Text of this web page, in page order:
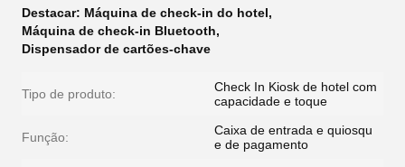
Destacar: Máquina de check-in do hotel,
Máquina de check-in Bluetooth,
Dispensador de cartões-chave
Tipo de produto:
Check In Kiosk de hotel com
capacidade e toque
Função:
Caixa de entrada e quiosqu
e de pagamento